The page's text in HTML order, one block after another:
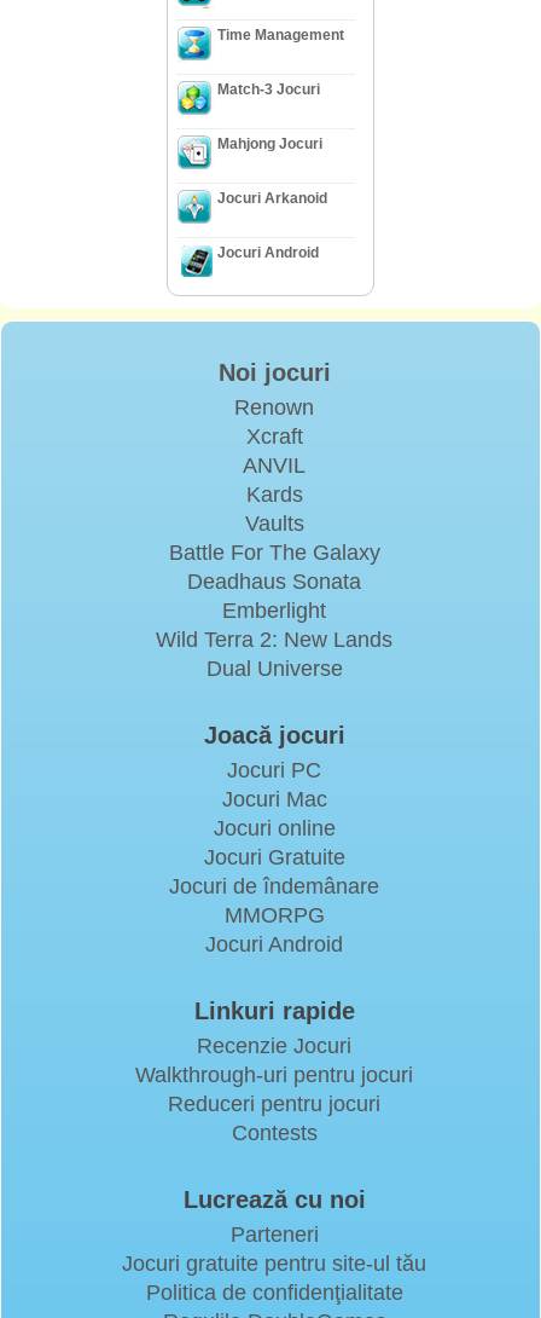
Time Management
Match-3 Jocuri
Mahjong Jocuri
Jocuri Arkanoid
Jocuri Android
Noi jocuri
Renown
Xcraft
ANVIL
Kards
Vaults
Battle For The Galaxy
Deadhaus Sonata
Emberlight
Wild Terra 2: New Lands
Dual Universe
Joacă jocuri
Jocuri PC
Jocuri Mac
Jocuri online
Jocuri Gratuite
Jocuri de îndemânare
MMORPG
Jocuri Android
Linkuri rapide
Recenzie Jocuri
Walkthrough-uri pentru jocuri
Reduceri pentru jocuri
Contests
Lucrează cu noi
Parteneri
Jocuri gratuite pentru site-ul tău
Politica de confidenţialitate